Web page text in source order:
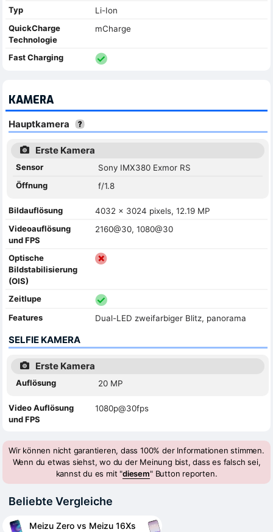
Typ
Li-Ion
QuickCharge
Technologie
mCharge
Fast Charging
KAMERA
Hauptkamera
Erste Kamera
Sensor
Sony IMX380 Exmor RS
Öffnung
f/1.8
Bildauflösung
4032 x 3024 pixels, 12.19 MP
Videoauflösung
und FPS
2160@30, 1080@30
Optische
Bildstabilisierung
(OIS)
Zeitlupe
Features
Dual-LED zweifarbiger Blitz, panorama
SELFIE KAMERA
Erste Kamera
Auflösung 20 MP
Video Auflösung
und FPS
1080p@30fps
Wir können nicht garantieren, dass 100% der Informationen stimmen.
Wenn du etwas siehst, wo du der Meinung bist, dass es falsch sei,
kannst du es mit "diesem" Button reporten.
Beliebte Vergleiche
Meizu Zero vs Meizu 16Xs